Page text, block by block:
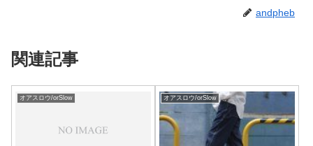
andpheb
関連記事
オアスロウ/orSlow オアスロウ/orSlow